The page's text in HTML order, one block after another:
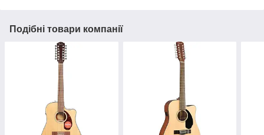
Подібні товари компанії